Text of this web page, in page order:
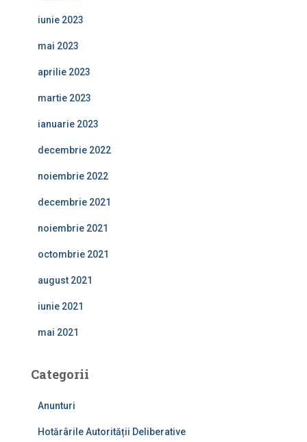
iunie 2023
mai 2023
aprilie 2023
martie 2023
ianuarie 2023
decembrie 2022
noiembrie 2022
decembrie 2021
noiembrie 2021
octombrie 2021
august 2021
iunie 2021
mai 2021
Categorii
Anunturi
Hotărârile Autorității Deliberative